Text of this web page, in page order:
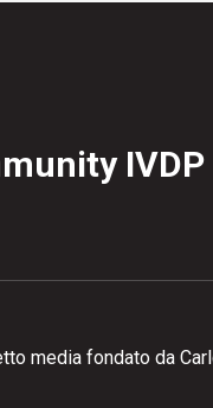
IVDP
media fondato da